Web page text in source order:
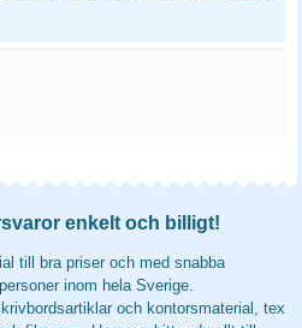
enkelt och billigt!
till bra priser och med snabba
inom hela Sverige.
och kontorsmaterial, tex